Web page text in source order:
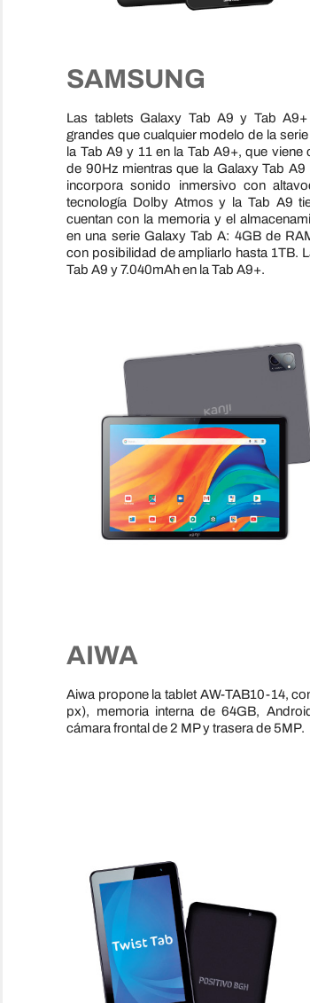
SAMSUNG
Las tablets Galaxy Tab A9 y Tab
grandes que cualquier modelo de la
la Tab A9 y 11 en la Tab A9+, que viene
de 90Hz mientras que la Galaxy Tab
incorpora sonido inmersivo con
tecnología Dolby Atmos y la Tab A9
cuentan con la memoria y el
en una serie Galaxy Tab A: 4GB de
con posibilidad de ampliarlo hasta 1TB.
Tab A9 y 7.040mAh en la Tab A9+.
AIWA
Aiwa propone la tablet AW-TAB10-14,
px), memoria interna de 64GB,
cámara frontal de 2 MP y trasera de 5MP.